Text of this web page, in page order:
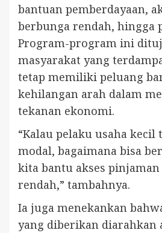
bantuan pemberdayaan,
berbunga rendah, hingga
Program-program ini
masyarakat yang
tetap memiliki peluang
kehilangan arah dalam
tekanan ekonomi.
“Kalau pelaku usaha kecil
modal, bagaimana bisa
kita bantu akses
rendah,” tambahnya.
Ia juga menekankan
yang diberikan diarahkan